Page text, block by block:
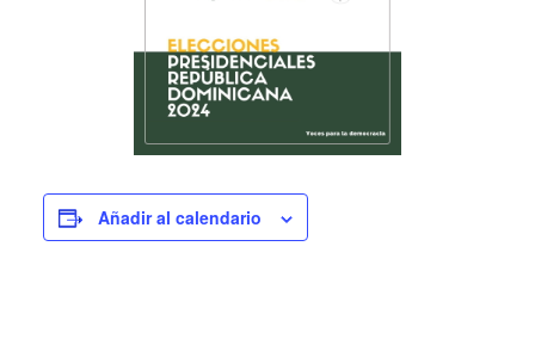
Añadir al calendario